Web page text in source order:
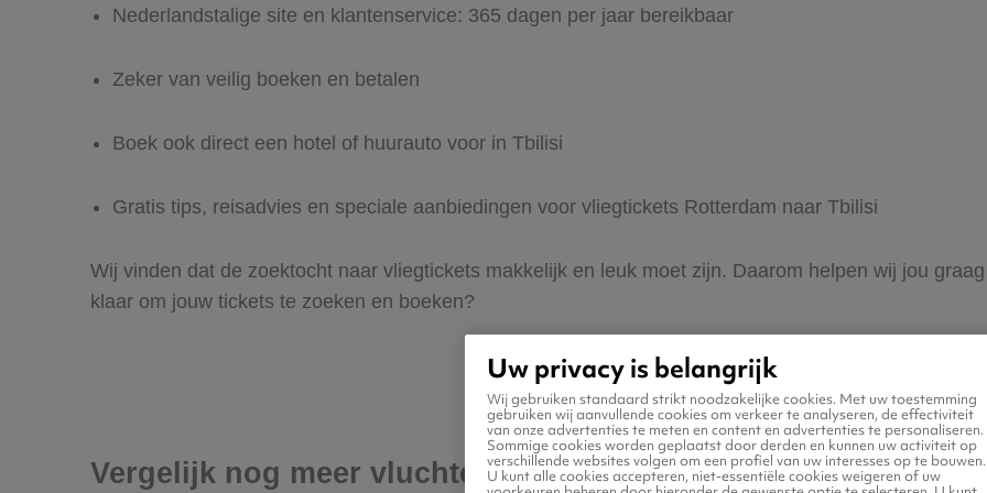
Nederlandstalige site en klantenservice: 365 dagen per jaar bereikbaar
Zeker van veilig boeken en betalen
Boek ook direct een hotel of huurauto voor in Tbilisi
Gratis tips, reisadvies en speciale aanbiedingen voor vliegtickets Rotterdam naar Tbilisi
Wij vinden dat de zoektocht naar vliegtickets makkelijk en leuk moet zijn. Daarom helpen wij jou
klaar om jouw tickets te zoeken en boeken?
Vergelijk nog meer vluchten naar Tbilisi
Uw privacy is belangrijk
Wij gebruiken standaard strikt noodzakelijke cookies. Met uw toestemming
gebruiken wij aanvullende cookies om verkeer te analyseren, de effectiviteit
van onze advertenties te meten en content en advertenties te personaliseren.
Sommige cookies worden geplaatst door derden en kunnen uw activiteit op
verschillende websites volgen om een profiel van uw interesses op te bouwen.
U kunt alle cookies accepteren, niet-essentiële cookies weigeren of uw